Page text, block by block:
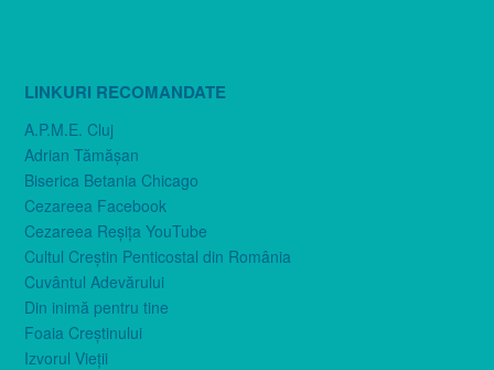
LINKURI RECOMANDATE
A.P.M.E. Cluj
Adrian Tămăşan
Biserica Betania Chicago
Cezareea Facebook
Cezareea Reşiţa YouTube
Cultul Creştin Penticostal din România
Cuvântul Adevărului
Din inimă pentru tine
Foaia Creştinului
Izvorul Vieţii